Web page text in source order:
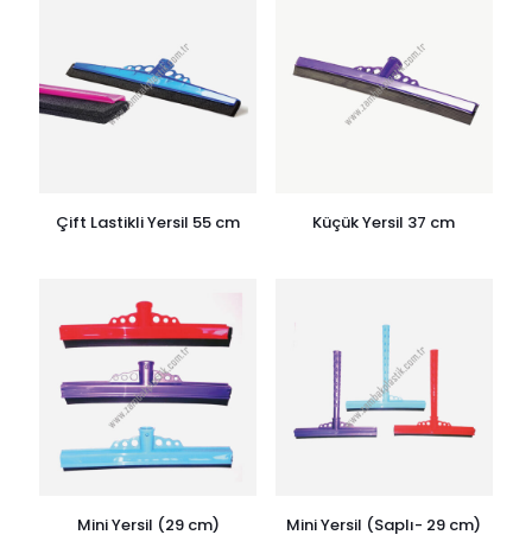
Çift Lastikli Yersil 55 cm Küçük Yersil 37 cm
Mini Yersil (29 cm) Mini Yersil (Saplı- 29 cm)